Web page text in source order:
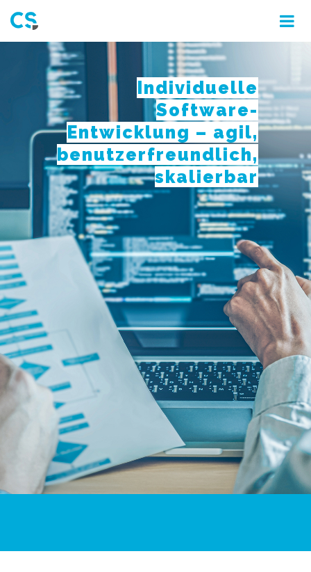
Individuelle
Software-
Entwicklung – agil,
benutzerfreundlich,
skalierbar